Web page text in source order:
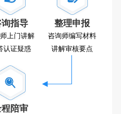
询指导
上门讲解
认证疑惑
整理申报
咨询师编写材料
讲解审核要点
陪审